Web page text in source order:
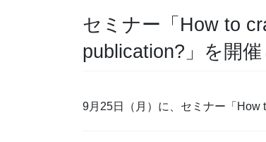
セミナー「How to
publication?」を開
9月25日（月）に、セミナー「How